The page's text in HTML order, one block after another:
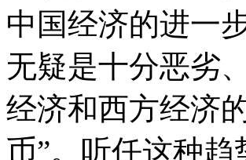
中国经济的进一
无疑是十分恶劣
经济和西方经济
币”。听任这种